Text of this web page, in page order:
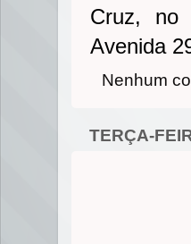
Cruz, no
Avenida
Nenhum
TERÇA-